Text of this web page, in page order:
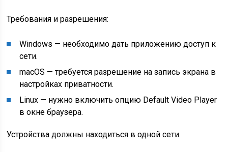
Требования и разрешения:
Windows — необходимо дать приложению доступ к
сети.
macOS — требуется разрешение на запись экрана в
настройках приватности.
Linux — нужно включить опцию Default Video Player
в окне браузера.
Устройства должны находиться в одной сети.